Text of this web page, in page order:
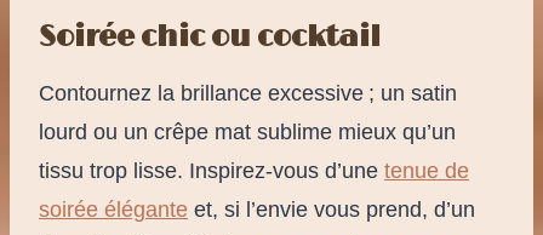
Soirée chic ou cocktail
Contournez la brillance excessive ; un satin
lourd ou un crêpe mat sublime mieux qu’un
tissu trop lisse. Inspirez-vous d’une tenue de
soirée élégante et, si l’envie vous prend, d’un